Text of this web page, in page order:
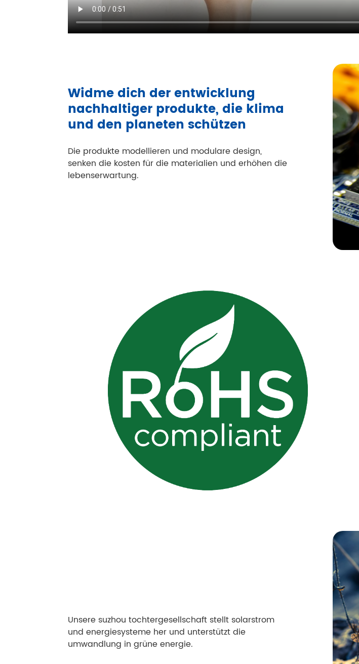
Widme dich der entwicklung
nachhaltiger produkte, die klima
und den planeten schützen
Die produkte modellieren und modulare design,
senken die kosten für die materialien und erhöhen die
lebenserwartung.
Unsere suzhou tochtergesellschaft stellt solarstrom
und energiesysteme her und unterstützt die
umwandlung in grüne energie.